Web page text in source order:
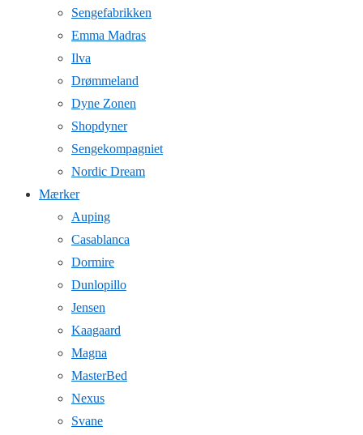
Sengefabrikken
Emma Madras
Ilva
Drømmeland
Dyne Zonen
Shopdyner
Sengekompagniet
Nordic Dream
Mærker
Auping
Casablanca
Dormire
Dunlopillo
Jensen
Kaagaard
Magna
MasterBed
Nexus
Svane